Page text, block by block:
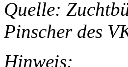
Quelle:
Pinscher des
Hinweis: